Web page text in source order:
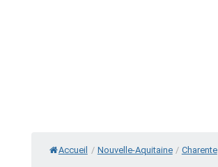
Accueil / Nouvelle-Aquitaine / Charente